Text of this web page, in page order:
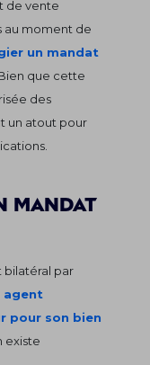
de vente
au moment de
un mandat
que cette
des
un atout pour
mandat
bilatéral par
agent
pour son bien
existe